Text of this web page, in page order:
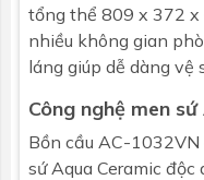
tổng thể 809 x 372 x
nhiều không gian
láng giúp dễ dàng vệ
Công nghệ men
Bồn cầu AC-
sứ Aqua Ceramic độc